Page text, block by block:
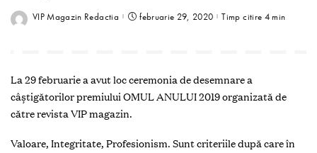
VIP Magazin Redactia februarie 29, 2020 Timp citire 4 min
La 29 februarie a avut loc ceremonia de desemnare a
câștigătorilor premiului OMUL ANULUI 2019 organizată de
către revista VIP magazin.
Valoare, Integritate, Profesionism. Sunt criteriile după care în